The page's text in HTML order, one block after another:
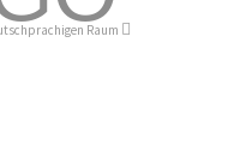
Raum